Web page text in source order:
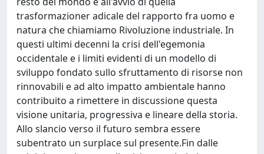
trasformazioner adicale del rapporto fra uomo e
natura che chiamiamo Rivoluzione industriale. In
questi ultimi decenni la crisi dell'egemonia
occidentale e i limiti evidenti di un modello di
sviluppo fondato sullo sfruttamento di risorse non
rinnovabili e ad alto impatto ambientale hanno
contribuito a rimettere in discussione questa
visione unitaria, progressiva e lineare della storia.
Allo slancio verso il futuro sembra essere
subentrato un surplace sul presente.Fin dalle